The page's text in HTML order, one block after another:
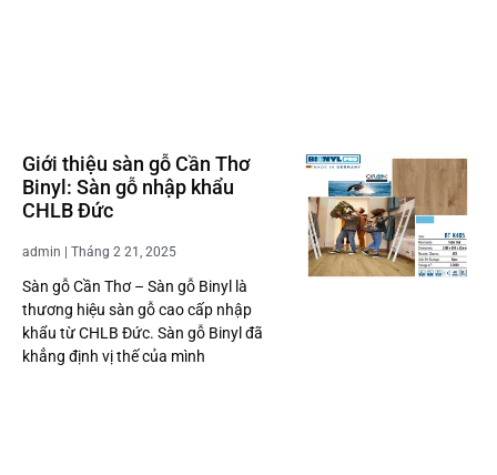
Giới thiệu sàn gỗ Cần Thơ
Binyl: Sàn gỗ nhập khẩu
CHLB Đức
admin Tháng 2 21, 2025
Sàn gỗ Cần Thơ – Sàn gỗ Binyl là
thương hiệu sàn gỗ cao cấp nhập
khẩu từ CHLB Đức. Sàn gỗ Binyl đã
khẳng định vị thế của mình